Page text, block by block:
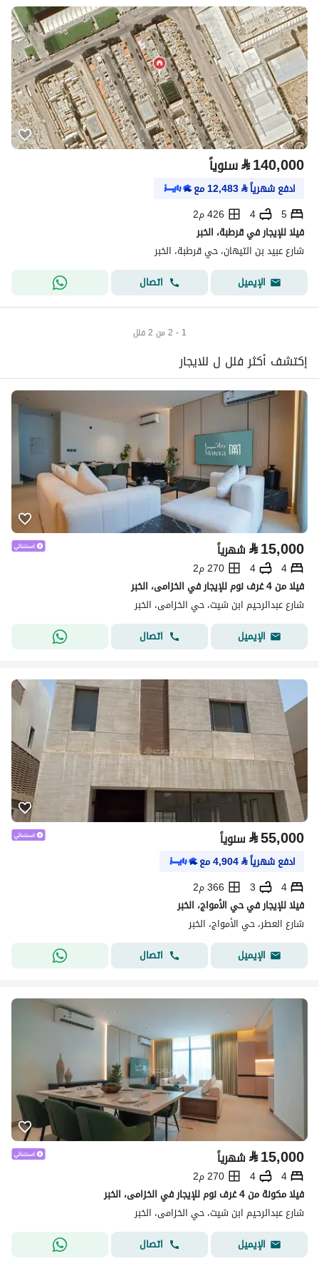
⃁140,000 سنوياً
ادفع شهرياً⃁
12,483مع
5
4
426 م2
فيلا للإيجار في قرطبة، الخبر
شارع عبيد بن التيهان، حي قرطبة، الخبر
الإيميل
اتصال
1 - 2 من 2 فلل
إكتشف أكثر فلل ل للايجار
⃁15,000 شهرياً
4
4
270 م2
فيلا من 4 غرف نوم للإيجار في الخزامى، الخبر
شارع عبدالرحيم ابن شيت، حي الخزامى، الخبر
الإيميل
اتصال
⃁55,000 سنوياً
ادفع شهرياً⃁
4,904مع
4
3
366 م2
فيلا للإيجار في حي الأمواج، الخبر
شارع العطر، حي الأمواج، الخبر
الإيميل
اتصال
⃁15,000 شهرياً
4
4
270 م2
فيلا مكونة من 4 غرف نوم للإيجار في الخزامى، الخبر
شارع عبدالرحيم ابن شيت، حي الخزامى، الخبر
الإيميل
اتصال